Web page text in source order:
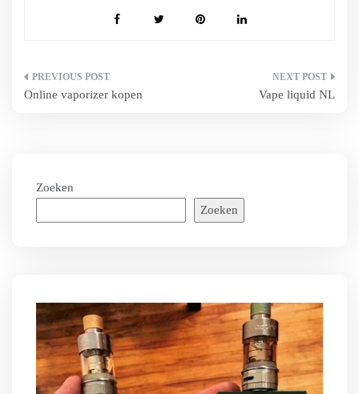
Bericht
Online vaporizer kopen Vape liquid NL
Zoeken
Zoeken